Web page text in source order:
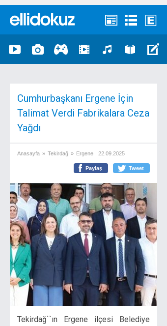
Cumhurbaşkanı Ergene İçin
Talimat Verdi Fabrikalara Ceza
Yağdı
Anasayfa » Tekirdağ » Ergene 22.09.2025
Paylaş Tweet
Tekirdağ``ın Ergene ilçesi Belediye